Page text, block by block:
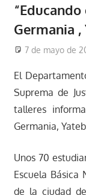
Germania
7 de mayo de
El
Suprema de
talleres
Germania,
Unos 70
Escuela Básica
de la ciudad